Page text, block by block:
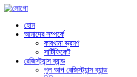
হোম
আমাদের সম্পর্কে
কারখানা ভ্রমণ
সার্টিফিকেট
রেজিস্ট্যান্স ব্যান্ড
পুল আপ রেজিস্ট্যান্স ব্যান্ড